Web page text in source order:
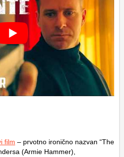
film – prvotno ironično nazvan “The
(Armie Hammer),